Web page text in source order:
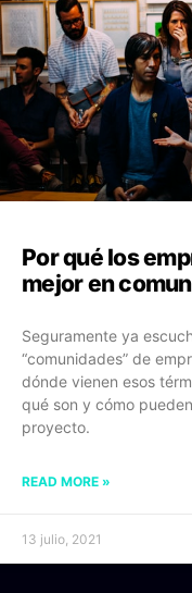
Por qué los
mejor en
Seguramente ya
“comunidades” de
dónde vienen esos
qué son y cómo
proyecto.
READ MORE »
13 julio, 2021